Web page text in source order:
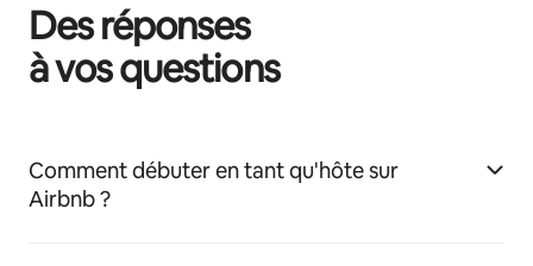
Des réponses
à vos questions
Comment débuter en tant qu'hôte sur
Airbnb ?